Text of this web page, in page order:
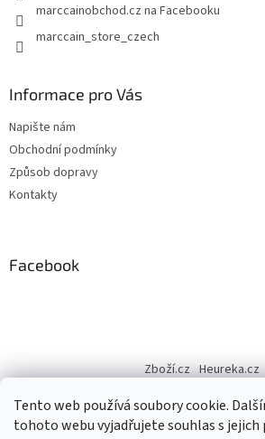
Tento web používá soubory cookie.
tohoto webu vyjadřujete souhlas s jejich
marccainobchod.cz na Facebooku
marccain_store_czech
Informace pro Vás
Napište nám
Obchodní podmínky
Způsob dopravy
Kontakty
Facebook
Zboží.cz Heureka.cz